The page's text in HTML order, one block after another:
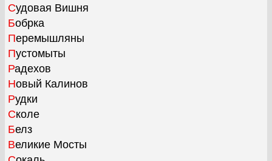
Судовая Вишня
Бобрка
Перемышляны
Пустомыты
Радехов
Новый Калинов
Рудки
Сколе
Белз
Великие Мосты